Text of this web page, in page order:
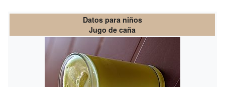
Datos para niños
Jugo de caña